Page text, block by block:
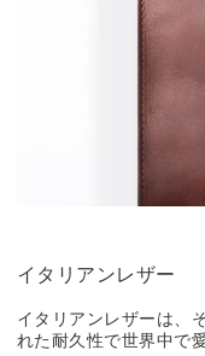
イタリアンレザー
イタリアンレザーは、
れた耐久性で世界中で